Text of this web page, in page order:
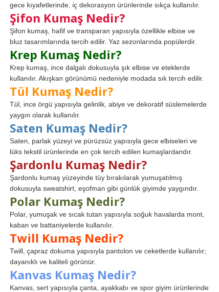
gece kıyafetlerinde, iç dekorasyon ürünlerinde sıkça kullanılır.
Şifon Kumaş Nedir?
Şifon kumaş, hafif ve transparan yapısıyla özellikle elbise ve
bluz tasarımlarında tercih edilir. Yaz sezonlarında popülerdir.
Krep Kumaş Nedir?
Krep kumaş, ince dalgalı dokusuyla şık elbise ve eteklerde
kullanılır. Akışkan görünümü nedeniyle modada sık tercih edilir.
Tül Kumaş Nedir?
Tül, ince örgü yapısıyla gelinlik, abiye ve dekoratif süslemelerde
yaygın olarak kullanılır.
Saten Kumaş Nedir?
Saten, parlak yüzeyi ve pürüzsüz yapısıyla gece elbiseleri ve
lüks tekstil ürünlerinde en çok tercih edilen kumaşlardandır.
Şardonlu Kumaş Nedir?
Şardonlu kumaş yüzeyinde tüy bırakılarak yumuşatılmış
dokusuyla sweatshirt, eşofman gibi günlük giyimde yaygındır.
Polar Kumaş Nedir?
Polar, yumuşak ve sıcak tutan yapısıyla soğuk havalarda mont,
kaban ve battaniyelerde kullanılır.
Twill Kumaş Nedir?
Twill, çapraz dokuma yapısıyla pantolon ve ceketlerde kullanılır;
dayanıklı ve kaliteli görünür.
Kanvas Kumaş Nedir?
Kanvas, sert yapısıyla çanta, ayakkabı ve spor giyim ürünlerinde